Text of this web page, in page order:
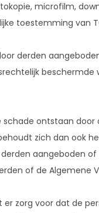
microfilm,
toestemming van
derden
ontstaan door
zich dan ook
aangeboden
of de Algemene
zorg voor dat de